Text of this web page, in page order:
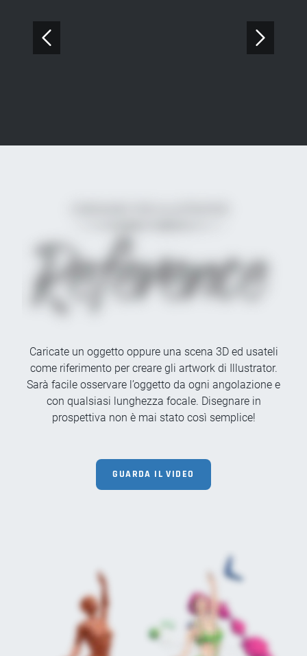
Caricate un oggetto oppure una scena 3D ed usateli
come riferimento per creare gli artwork di Illustrator.
Sarà facile osservare l’oggetto da ogni angolazione e
con qualsiasi lunghezza focale. Disegnare in
prospettiva non è mai stato così semplice!
GUARDA IL VIDEO